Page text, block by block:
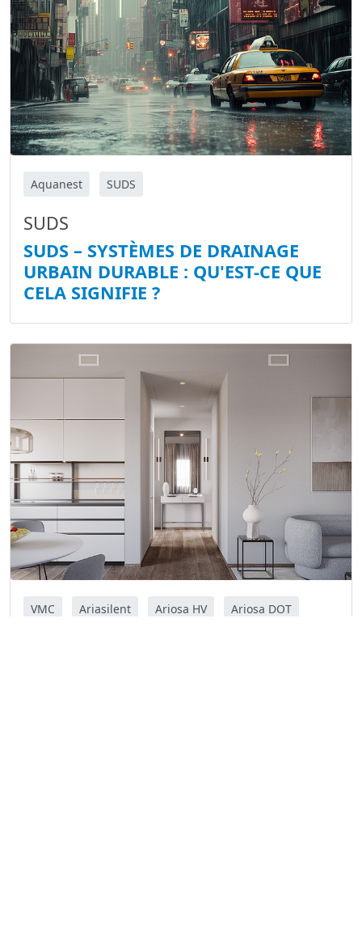
Aquanest SUDS
SUDS
SUDS – SYSTÈMES DE DRAINAGE
URBAIN DURABLE : QU'EST-CE QUE
CELA SIGNIFIE ?
VMC Ariasilent Ariosa HV Ariosa DOT